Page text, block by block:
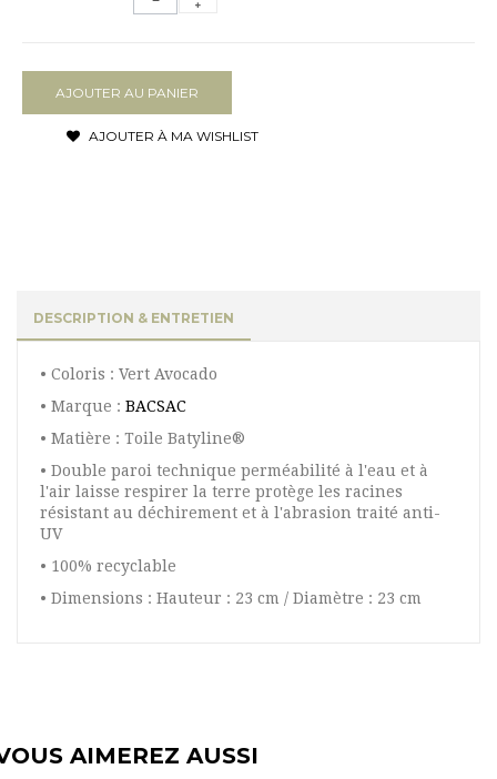
AJOUTER AU PANIER
AJOUTER À MA WISHLIST
DESCRIPTION & ENTRETIEN
• Coloris : Vert Avocado
• Marque : BACSAC
• Matière : Toile Batyline®
• Double paroi technique perméabilité à l'eau et à
l'air laisse respirer la terre protège les racines
résistant au déchirement et à l'abrasion traité anti-
UV
• 100% recyclable
• Dimensions : Hauteur : 23 cm / Diamètre : 23 cm
AIMEREZ AUSSI